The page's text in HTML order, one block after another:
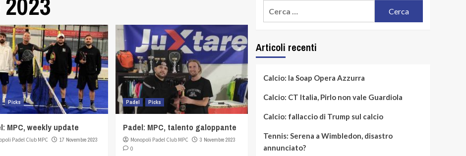
Picks
MPC, weekly update
Padel Club MPC
17 Novembre 2023
Padel Picks
Padel: MPC, talento galoppante
Monopoli Padel Club MPC
3 Novembre 2023
0
Articoli recenti
Calcio: la Soap Opera Azzurra
Calcio: CT Italia, Pirlo non vale Guardiola
Calcio: fallaccio di Trump sul calcio
Tennis: Serena a Wimbledon, disastro
annunciato?